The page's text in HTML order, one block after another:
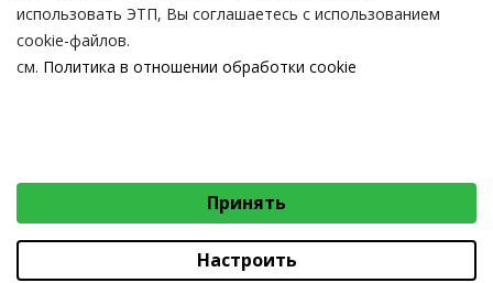
Контакты
Возникли вопросы?
© 2026 Коммунальное консалтинговое унитарное предприятие
«Витебский областной центр маркетинга» - Все права защищены
авторским правом
Коммунальное консалтинговое унитарное предприятие «Витебский областной
использовать ЭТП, Вы соглашаетесь с использованием
cookie-файлов.
см. Политика в отношении обработки cookie
Принять
Настроить